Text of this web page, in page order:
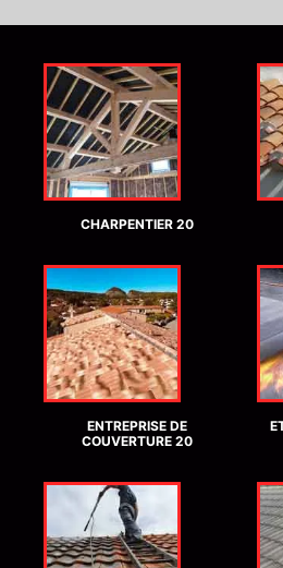
CHARPENTIER 20
ENTREPRISE DE
COUVERTURE 20